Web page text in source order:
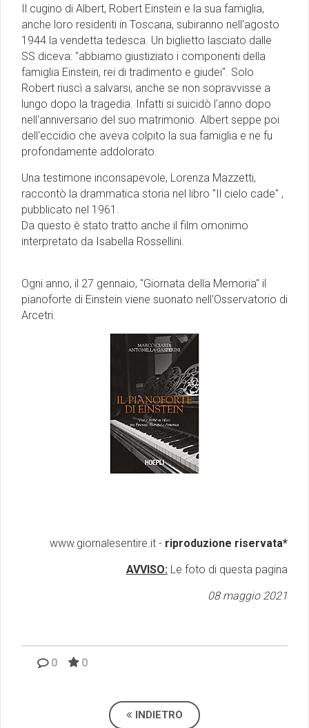
Il cugino di Albert, Robert Einstein e la sua famiglia,
anche loro residenti in Toscana, subiranno nell'agosto
1944 la vendetta tedesca. Un biglietto lasciato dalle
SS diceva: "abbiamo giustiziato i componenti della
famiglia Einstein, rei di tradimento e giudei". Solo
Robert riuscì a salvarsi, anche se non sopravvisse a
lungo dopo la tragedia. Infatti si suicidò l'anno dopo
nell'anniversario del suo matrimonio. Albert seppe poi
dell'eccidio che aveva colpito la sua famiglia e ne fu
profondamente addolorato.
Una testimone inconsapevole, Lorenza Mazzetti,
raccontò la drammatica storia nel libro "Il cielo cade" ,
pubblicato nel 1961.
Da questo è stato tratto anche il film omonimo
interpretato da Isabella Rossellini.
Ogni anno, il 27 gennaio, "Giornata della Memoria" il
pianoforte di Einstein viene suonato nell'Osservatorio di
Arcetri.
www.giornalesentire.it - riproduzione riservata*
AVVISO: Le foto di questa pagina
08 maggio 2021
0 0
INDIETRO